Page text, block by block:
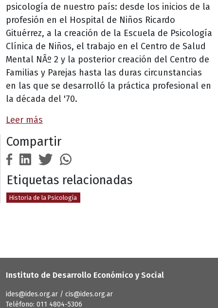
psicología de nuestro país: desde los inicios de la
profesión en el Hospital de Niños Ricardo
Gituérrez, a la creación de la Escuela de Psicología
Clínica de Niños, el trabajo en el Centro de Salud
Mental NÂº 2 y la posterior creación del Centro de
Familias y Parejas hasta las duras circunstancias
en las que se desarrolló la práctica profesional en
la década del '70.
Leer más
Compartir
Etiquetas relacionadas
Historia de la Psicología
Instituto de Desarrollo Económico y Social
ides@ides.org.ar / cis@ides.org.ar
Teléfono: 011 4804-5306